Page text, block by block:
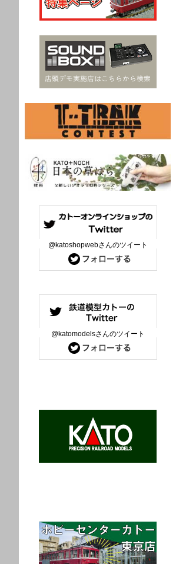
@katoshopwebさんのツイート
@katomodelsさんのツイート